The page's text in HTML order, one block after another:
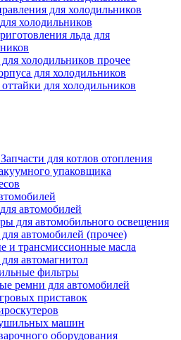
для холодильников
холодильников
льда для
холодильников прочее
для холодильников
для холодильников
Запчасти для котлов отопления
упаковщика
автомобилей
для автомобильного освещения
для автомобилей (прочее)
и трансмиссионные масла
автомагнитол
фильтры
ремни для автомобилей
приставок
машин
оборудования